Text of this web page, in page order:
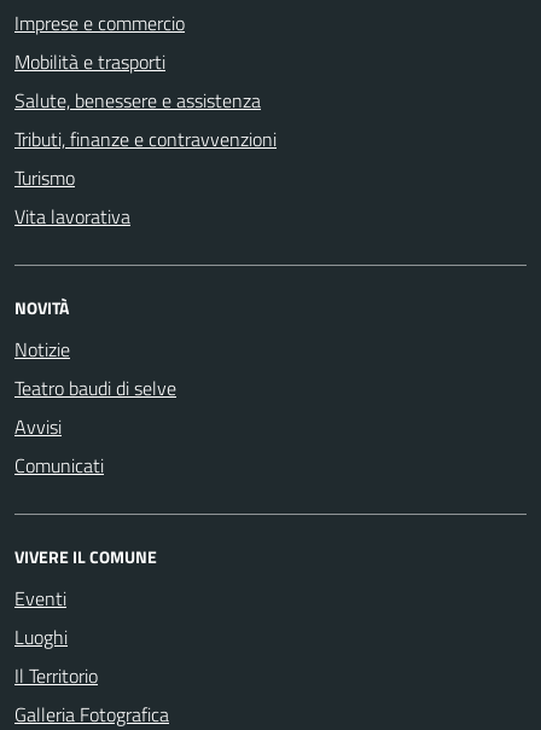
Imprese e commercio
Mobilità e trasporti
Salute, benessere e assistenza
Tributi, finanze e contravvenzioni
Turismo
Vita lavorativa
NOVITÀ
Notizie
Teatro baudi di selve
Avvisi
Comunicati
VIVERE IL COMUNE
Eventi
Luoghi
Il Territorio
Galleria Fotografica